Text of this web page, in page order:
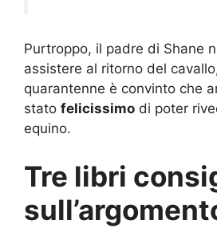
Purtroppo, il padre di Shane
assistere al ritorno del
quarantenne è convinto che
stato felicissimo di poter
equino.
Tre libri